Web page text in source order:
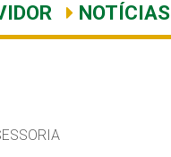
NOTÍCIAS